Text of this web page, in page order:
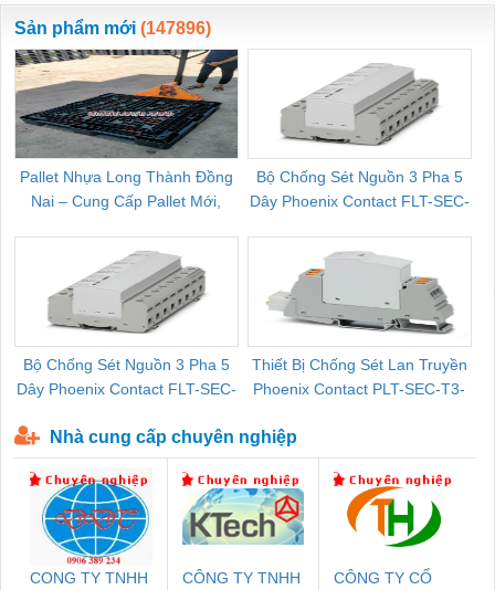
ewara
CHUA CHAY
Sản phẩm mới (147896)
Pallet Nhựa Long Thành Đồng
Nai – Cung Cấp Pallet Mới,
Bộ Chống Sét Nguồn 3 Pha 5
Dây Phoenix Contact FLT-SEC-
Bộ Chống Sét Nguồn 3 Pha 5
Dây Phoenix Contact FLT-SEC-
Thiết Bị Chống Sét Lan Truyền
Phoenix Contact PLT-SEC-T3-
Nhà cung cấp chuyên nghiệp
CONG TY TNHH
CÔNG TY TNHH
CÔNG TY CỔ